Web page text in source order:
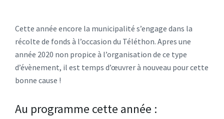
Cette année encore la municipalité s’engage dans la
récolte de fonds à l’occasion du Téléthon. Apres une
année 2020 non propice à l’organisation de ce type
d’évènement, il est temps d’œuvrer à nouveau pour cette
bonne cause !
Au programme cette année :